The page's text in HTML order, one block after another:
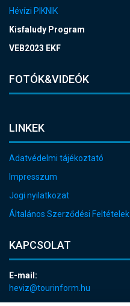
Hévízi PIKNIK
Kisfaludy Program
VEB2023 EKF
FOTÓK&VIDEÓK
LINKEK
Adatvédelmi tájékoztató
Impresszum
Jogi nyilatkozat
Általános Szerződési Feltételek
KAPCSOLAT
E-mail:
heviz@tourinform.hu